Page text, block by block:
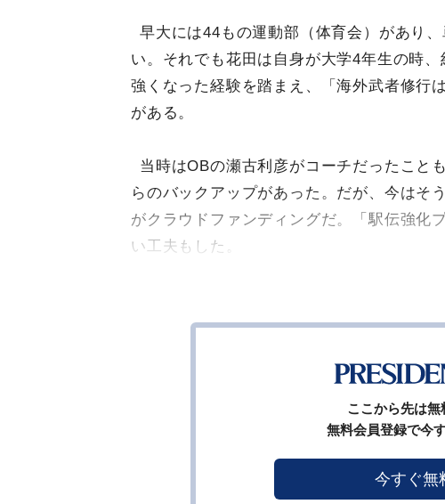
早大には44もの運動部（体育会）があり
い。それでも花田は自身が大学4年生の時
強くなった経験を踏まえ、「海外武者修行
がある。
当時はOBの瀬古利彦がコーチだったこと
らのバックアップがあった。だが、今はそ
がクラウドファンディングだ。「駅伝強化
い工夫もした。
ここから先は無
無料会員登録で今
今すぐ無